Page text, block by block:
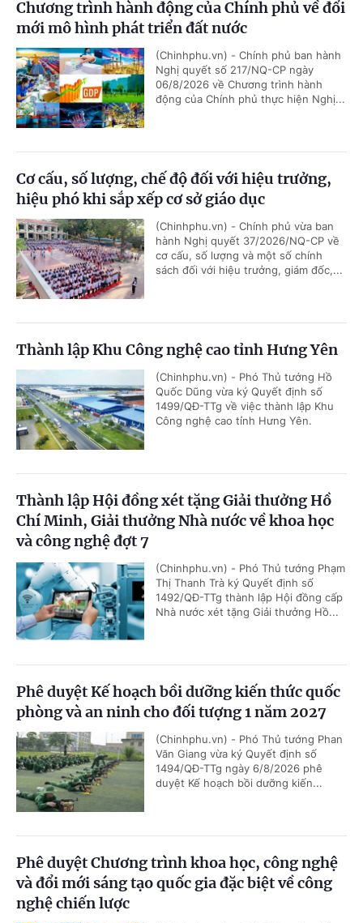
Chương trình hành động của Chính phủ về đổi
mới mô hình phát triển đất nước
(Chinhphu.vn) - Chính phủ ban hành
Nghị quyết số 217/NQ-CP ngày
06/8/2026 về Chương trình hành
động của Chính phủ thực hiện Nghị...
Cơ cấu, số lượng, chế độ đối với hiệu trưởng,
hiệu phó khi sắp xếp cơ sở giáo dục
(Chinhphu.vn) - Chính phủ vừa ban
hành Nghị quyết 37/2026/NQ-CP về
cơ cấu, số lượng và một số chính
sách đối với hiệu trưởng, giám đốc,...
Thành lập Khu Công nghệ cao tỉnh Hưng Yên
(Chinhphu.vn) - Phó Thủ tướng Hồ
Quốc Dũng vừa ký Quyết định số
1499/QĐ-TTg về việc thành lập Khu
Công nghệ cao tỉnh Hưng Yên.
Thành lập Hội đồng xét tặng Giải thưởng Hồ
Chí Minh, Giải thưởng Nhà nước về khoa học
và công nghệ đợt 7
(Chinhphu.vn) - Phó Thủ tướng Phạm
Thị Thanh Trà ký Quyết định số
1492/QĐ-TTg thành lập Hội đồng cấp
Nhà nước xét tặng Giải thưởng Hồ...
Phê duyệt Kế hoạch bồi dưỡng kiến thức quốc
phòng và an ninh cho đối tượng 1 năm 2027
(Chinhphu.vn) - Phó Thủ tướng Phan
Văn Giang vừa ký Quyết định số
1494/QĐ-TTg ngày 6/8/2026 phê
duyệt Kế hoạch bồi dưỡng kiến...
Phê duyệt Chương trình khoa học, công nghệ
và đổi mới sáng tạo quốc gia đặc biệt về công
nghệ chiến lược